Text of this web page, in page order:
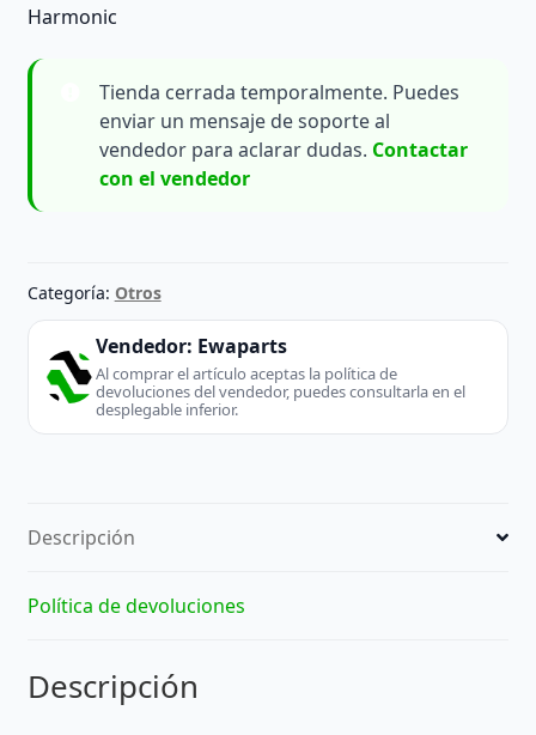
Harmonic
Tienda cerrada temporalmente. Puedes
enviar un mensaje de soporte al
vendedor para aclarar dudas. Contactar
con el vendedor
Categoría: Otros
Vendedor: Ewaparts
Al comprar el artículo aceptas la política de
devoluciones del vendedor, puedes consultarla en el
desplegable inferior.
Descripción
Política de devoluciones
Descripción